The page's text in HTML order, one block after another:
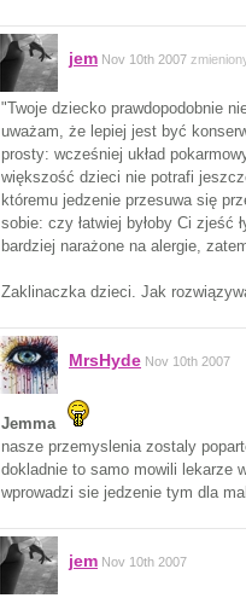
jem Nov 10th 2007
"Twoje dziecko prawdopodobnie
uważam, że lepiej jest być
prosty: wcześniej układ
większość dzieci nie potrafi
któremu jedzenie przesuwa się
sobie: czy łatwiej byłoby Ci zjeść
bardziej narażone na alergie,
Zaklinaczka dzieci. Jak
MrsHyde Nov 10th 2007
Jemma
nasze przemyslenia zostaly
dokladnie to samo mowili lekarze
wprowadzi sie jedzenie tym dla
jem Nov 10th 2007